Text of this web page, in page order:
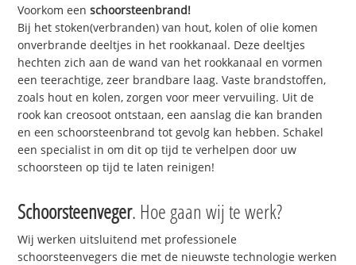
Voorkom eenschoorsteenbrand!
Bij het stoken(verbranden) van hout, kolen of olie komen
onverbrande deeltjes in het rookkanaal. Deze deeltjes
hechten zich aan de wand van het rookkanaal en vormen
een teerachtige, zeer brandbare laag. Vaste brandstoffen,
zoals hout en kolen, zorgen voor meer vervuiling. Uit de
rook kan creosoot ontstaan, een aanslag die kan branden
en een schoorsteenbrand tot gevolg kan hebben. Schakel
een specialist in om dit op tijd te verhelpen door uw
schoorsteen op tijd te laten reinigen!
Schoorsteenveger. Hoe gaan wij te werk?
Wij werken uitsluitend met professionele
schoorsteenvegers die met de nieuwste technologie werken